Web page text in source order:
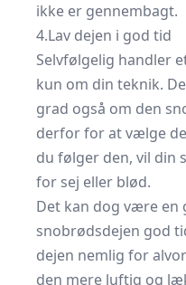
ikke er gennembagt.
4.Lav dejen i god tid
Selvfølgelig handler
kun om din teknik.
grad også om den
derfor for at vælge
du følger den, vil din
for sej eller blød.
Det kan dog være en
snobrødsdejen god
dejen nemlig for
den mere luftig og